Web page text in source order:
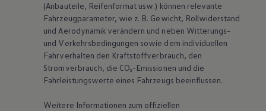
(Anbauteile, Reifenformat usw.) können relevante
Fahrzeugparameter, wie z. B. Gewicht, Rollwiderstand
und Aerodynamik verändern und neben Witterungs-
und Verkehrsbedingungen sowie dem individuellen
Fahrverhalten den Kraftstoffverbrauch, den
Stromverbrauch, die CO₂-Emissionen und die
Fahrleistungswerte eines Fahrzeugs beeinflussen.
Weitere Informationen zum offiziellen